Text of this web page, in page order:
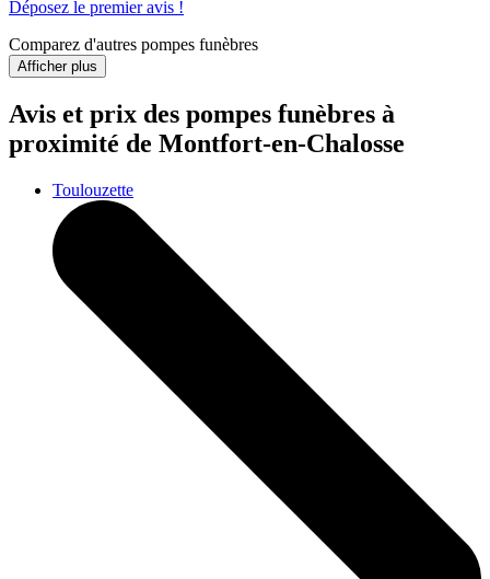
Déposez le premier avis !
Comparez d'autres pompes funèbres
Afficher plus
Avis et prix des pompes funèbres à
proximité de Montfort-en-Chalosse
Toulouzette